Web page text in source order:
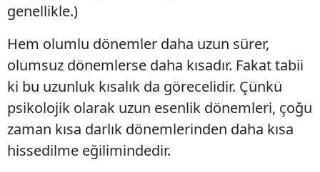
genellikle.)
Hem olumlu dönemler daha uzun sürer,
olumsuz dönemlerse daha kısadır. Fakat tabii
ki bu uzunluk kısalık da görecelidir. Çünkü
psikolojik olarak uzun esenlik dönemleri, çoğu
zaman kısa darlık dönemlerinden daha kısa
hissedilme eğilimindedir.